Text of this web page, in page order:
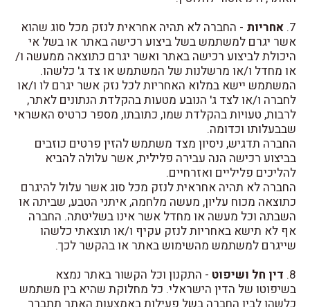
7. אחריות - החברה לא תהיה אחראית לנזק מכל סוג שהוא
אשר יגרם למשתמש בשל ביצוע רכישה באתר או בשל אי
היכולת לביצוע רכישה באתר ואשר יגרם כתוצאה ממעשה ו/
או מחדל ו/או מרשלנות של המשתמש או צד ג' כלשהו.
המשתמש יישא במלוא האחריות לכל נזק אשר יגרם לו ו/או
לחברה ו/או לצד ג' הנובע מטעות בהקלדת הנתונים לאתר,
לרבות, טעויות בהקלדת שמו, כתובתו, מספר כרטיס האשראי
שבבעלותו וכדומה.
החברה תדגיש, ניסיון מצד משתמש להזין פרטים כוזבים
בביצוע רכישה הנה עבירה פלילית, אשר עלולה להביא
להליכים פליליים ואזרחיים.
החברה לא תהיה אחראית לנזק מכל סוג אשר עלול להיגרם
כתוצאה מכוח עליון, מעשה מלחמה, איתני הטבע, שביתה או
השבתה וכל מעשה או מחדל אשר אינו בשליטתה. החברה
אף לא תישא באחריות לנזק עקיף ו/או תוצאתי כלשהו
שייגרם למשתמש מהשימוש באתר או בהקשר לכך.
8. דין חל ושיפוט - התקנון וכל הקשור באתר נמצא
בשיפוטו של הדין הישראלי. כל מחלוקת שהיא בין משתמש